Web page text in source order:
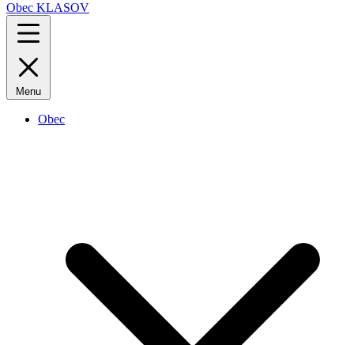
Obec KLASOV
Menu
Obec